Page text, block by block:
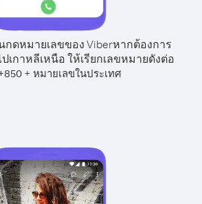
ดหมายเลขของ Viberหากต้องการ
เกาหลีเหนือ ให้เรียกเลขหมายดังต่อ
850+ หมายเลขในประเทศ